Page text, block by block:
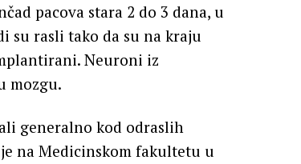
pacova stara 2 do 3 dana, u
su rasli tako da su na kraju
Neuroni iz
mozgu.
generalno kod odraslih
na Medicinskom fakultetu u